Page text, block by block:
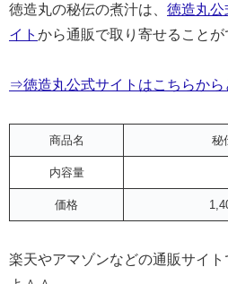
徳造丸の秘伝の煮汁は、 徳造丸公
イト から通販で取り寄せることが
⇒徳造丸公式サイトはこちらから
商品名 秘
内容量
価格
楽天やアマゾンなどの通販サイ